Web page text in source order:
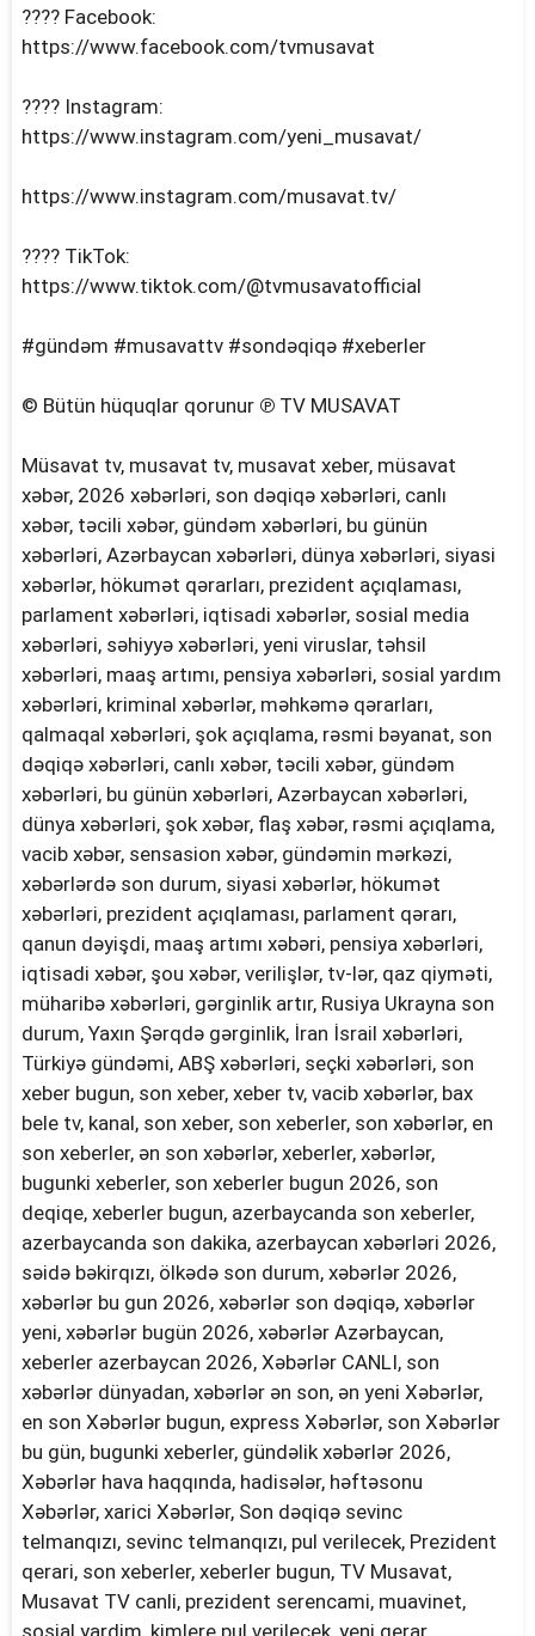
???? Facebook:
https://www.facebook.com/tvmusavat
???? Instagram:
https://www.instagram.com/yeni_musavat/
https://www.instagram.com/musavat.tv/
???? TikTok:
https://www.tiktok.com/@tvmusavatofficial
#gündəm #musavattv #sondəqiqə #xeberler
© Bütün hüquqlar qorunur ℗ TV MUSAVAT
Müsavat tv, musavat tv, musavat xeber, müsavat
xəbər, 2026 xəbərləri, son dəqiqə xəbərləri, canlı
xəbər, təcili xəbər, gündəm xəbərləri, bu günün
xəbərləri, Azərbaycan xəbərləri, dünya xəbərləri, siyasi
xəbərlər, hökumət qərarları, prezident açıqlaması,
parlament xəbərləri, iqtisadi xəbərlər, sosial media
xəbərləri, səhiyyə xəbərləri, yeni viruslar, təhsil
xəbərləri, maaş artımı, pensiya xəbərləri, sosial yardım
xəbərləri, kriminal xəbərlər, məhkəmə qərarları,
qalmaqal xəbərləri, şok açıqlama, rəsmi bəyanat, son
dəqiqə xəbərləri, canlı xəbər, təcili xəbər, gündəm
xəbərləri, bu günün xəbərləri, Azərbaycan xəbərləri,
dünya xəbərləri, şok xəbər, flaş xəbər, rəsmi açıqlama,
vacib xəbər, sensasion xəbər, gündəmin mərkəzi,
xəbərlərdə son durum, siyasi xəbərlər, hökumət
xəbərləri, prezident açıqlaması, parlament qərarı,
qanun dəyişdi, maaş artımı xəbəri, pensiya xəbərləri,
iqtisadi xəbər, şou xəbər, verilişlər, tv-lər, qaz qiyməti,
müharibə xəbərləri, gərginlik artır, Rusiya Ukrayna son
durum, Yaxın Şərqdə gərginlik, İran İsrail xəbərləri,
Türkiyə gündəmi, ABŞ xəbərləri, seçki xəbərləri, son
xeber bugun, son xeber, xeber tv, vacib xəbərlər, bax
bele tv, kanal, son xeber, son xeberler, son xəbərlər, en
son xeberler, ən son xəbərlər, xeberler, xəbərlər,
bugunki xeberler, son xeberler bugun 2026, son
deqiqe, xeberler bugun, azerbaycanda son xeberler,
azerbaycanda son dakika, azerbaycan xəbərləri 2026,
səidə bəkirqızı, ölkədə son durum, xəbərlər 2026,
xəbərlər bu gun 2026, xəbərlər son dəqiqə, xəbərlər
yeni, xəbərlər bugün 2026, xəbərlər Azərbaycan,
xeberler azerbaycan 2026, Xəbərlər CANLI, son
xəbərlər dünyadan, xəbərlər ən son, ən yeni Xəbərlər,
en son Xəbərlər bugun, express Xəbərlər, son Xəbərlər
bu gün, bugunki xeberler, gündəlik xəbərlər 2026,
Xəbərlər hava haqqında, hadisələr, həftəsonu
Xəbərlər, xarici Xəbərlər, Son dəqiqə sevinc
telmanqızı, sevinc telmanqızı, pul verilecek, Prezident
qerari, son xeberler, xeberler bugun, TV Musavat,
Musavat TV canli, prezident serencami, muavinet,